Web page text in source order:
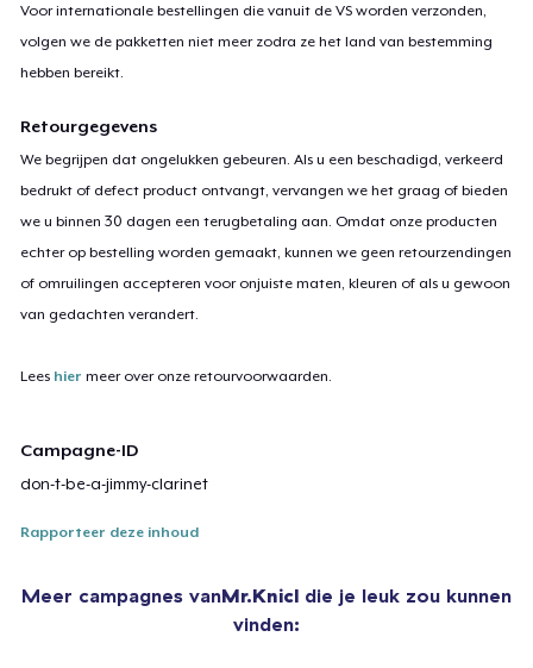
Voor internationale bestellingen die vanuit de VS worden verzonden,
volgen we de pakketten niet meer zodra ze het land van bestemming
hebben bereikt.
Retourgegevens
We begrijpen dat ongelukken gebeuren. Als u een beschadigd, verkeerd
bedrukt of defect product ontvangt, vervangen we het graag of bieden
we u binnen 30 dagen een terugbetaling aan. Omdat onze producten
echter op bestelling worden gemaakt, kunnen we geen retourzendingen
of omruilingen accepteren voor onjuiste maten, kleuren of als u gewoon
van gedachten verandert.
Lees hier meer over onze retourvoorwaarden.
Campagne-ID
don-t-be-a-jimmy-clarinet
Rapporteer deze inhoud
Meer campagnes vanMr.Knicl die je leuk zou kunnen
vinden: